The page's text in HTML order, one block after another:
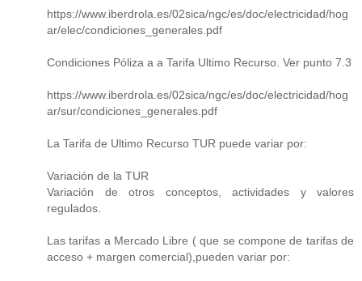
https://www.iberdrola.es/02sica/ngc/es/doc/electricidad/hog
ar/elec/condiciones_generales.pdf
Condiciones Póliza a a Tarifa Ultimo Recurso. Ver punto 7.3
https://www.iberdrola.es/02sica/ngc/es/doc/electricidad/hog
ar/sur/condiciones_generales.pdf
La Tarifa de Ultimo Recurso TUR puede variar por:
Variación de la TUR
Variación de otros conceptos, actividades y valores
regulados.
Las tarifas a Mercado Libre ( que se compone de tarifas de
acceso + margen comercial),pueden variar por: